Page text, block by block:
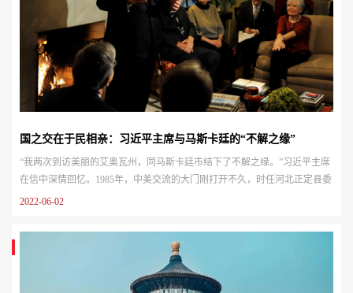
国之交在于民相亲：习近平主席与马斯卡廷的“不解之缘”
“我两次到访美丽的艾奥瓦州，同马斯卡廷市结下了不解之缘。”习近平主席
在信中深情回忆。1985年，中美交流的大门刚打开不久，时任河北正定县委
书记习近平首次访问美国，在艾奥瓦州马斯卡廷市民德沃切克家中借住两
笑容，特别高兴能用学到的知识为自己的国家效力，”谈及当时对习近平主
席的印象，兰蒂说道，“他参观了大学和农场，同时也非常愿意向我们介绍...
2022-06-02